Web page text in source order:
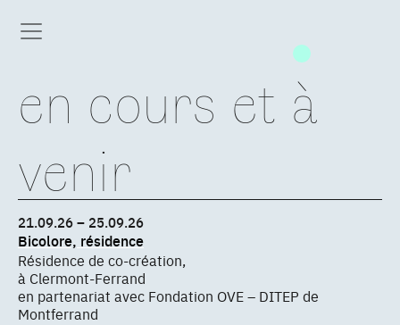
en cours et à
venir
21.09.26 – 25.09.26
Bicolore, résidence
Résidence de co-création,
à Clermont-Ferrand
en partenariat avec Fondation OVE – DITEP de
Montferrand